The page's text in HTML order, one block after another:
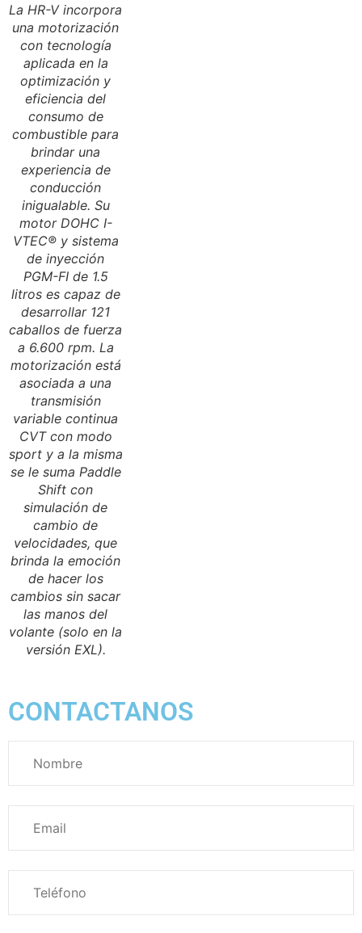
La HR-V incorpora
una motorización
con tecnología
aplicada en la
optimización y
eficiencia del
consumo de
combustible para
brindar una
experiencia de
conducción
inigualable. Su
motor DOHC I-
VTEC® y sistema
de inyección
PGM-FI de 1.5
litros es capaz de
desarrollar 121
caballos de fuerza
a 6.600 rpm. La
motorización está
asociada a una
transmisión
variable continua
CVT con modo
sport y a la misma
se le suma Paddle
Shift con
simulación de
cambio de
velocidades, que
brinda la emoción
de hacer los
cambios sin sacar
las manos del
volante (solo en la
versión EXL).
CONTACTANOS